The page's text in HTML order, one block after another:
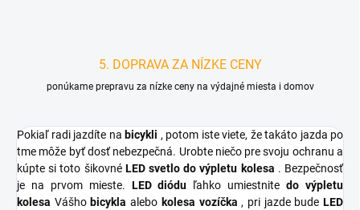
5. DOPRAVA ZA NÍZKE CENY
ponúkame prepravu za nízke ceny na výdajné miesta i domov
Pokiaľ radi jazdíte na bicykli , potom iste viete, že takáto jazda po
tme môže byť dosť nebezpečná. Urobte niečo pre svoju ochranu a
kúpte si toto šikovné LED svetlo do výpletu kolesa . Bezpečnosť
je na prvom mieste. LED diódu ľahko umiestnitedo výpletu
kolesa Vášho bicykla alebo kolesa vozíčka , pri jazde budeLED